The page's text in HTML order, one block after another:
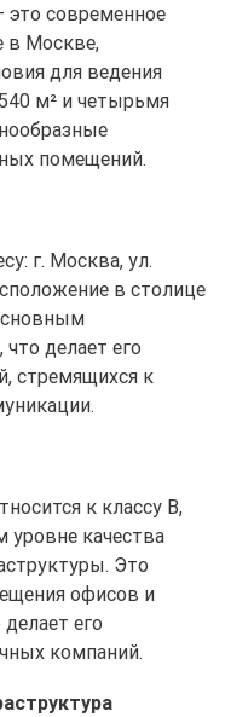
современное
в Москве,
для ведения
м² и четырьмя
помещений.
г. Москва, ул.
в столице
делает его
стремящихся к
к классу B,
уровне качества
Это
офисов и
его
компаний.